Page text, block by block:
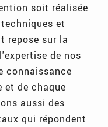
soit réalisée
et
repose sur la
de nos
connaissance
et de chaque
aussi des
qui répondent